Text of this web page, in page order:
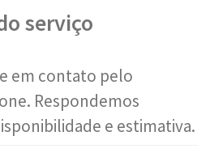
serviço
em contato pelo
Respondemos
e estimativa.